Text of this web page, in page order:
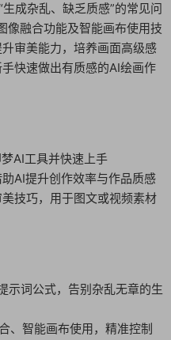
成杂乱、缺乏质感”的常见问
像融合功能及智能画布使用技
审美能力，培养画面高级感
快速做出有质感的AI绘画作
AI工具并快速上手
AI提升创作效率与作品质感
技巧，用于图文或视频素材
示词公式，告别杂乱无章的生
、智能画布使用，精准控制